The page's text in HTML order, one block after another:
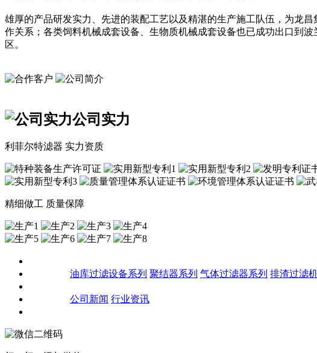
雄厚的产品研发实力、先进的装配工艺以及精湛的生产施工队伍，为龙
作关系；各类饲料机械成套设备、生物质机械成套设备也已成功出口到
区。
公司实力
利菲尔特滤器 实力资质
精细做工 质量保障
油库过滤设备系列 聚结器系列 气体过滤器系列 排渣过滤
公司新闻 行业资讯